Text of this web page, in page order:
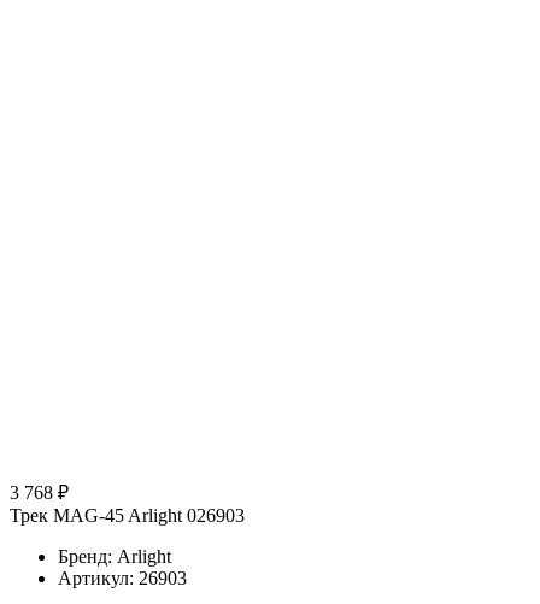
3 768 ₽
Трек MAG-45 Arlight 026903
Бренд: Arlight
Артикул: 26903